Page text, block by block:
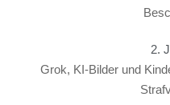
2.
Grok, KI-Bilder und